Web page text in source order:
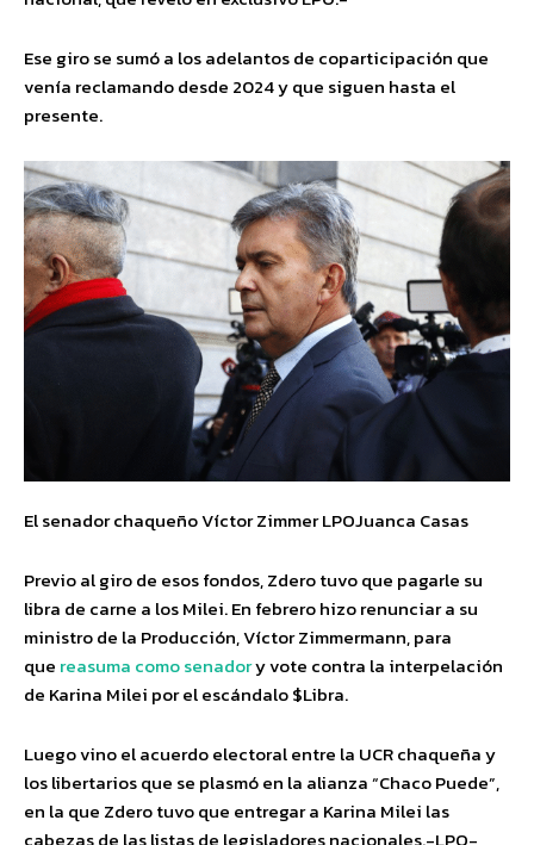
Ese giro se sumó a los adelantos de coparticipación que
venía reclamando desde 2024 y que siguen hasta el
presente.
El senador chaqueño Víctor Zimmer LPOJuanca Casas
Previo al giro de esos fondos, Zdero tuvo que pagarle su
libra de carne a los Milei. En febrero hizo renunciar a su
ministro de la Producción, Víctor Zimmermann, para
que reasuma como senadory vote contra la interpelación
de Karina Milei por el escándalo $Libra.
Luego vino el acuerdo electoral entre la UCR chaqueña y
los libertarios que se plasmó en la alianza “Chaco Puede”,
en la que Zdero tuvo que entregar a Karina Milei las
cabezas de las listas de legisladores nacionales.-LPO-